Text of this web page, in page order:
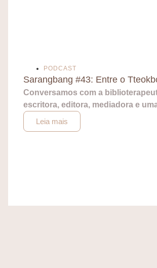
PODCAST
Sarangbang #43: Entre o
Conversamos com a
escritora, editora, mediadora e
Leia mais